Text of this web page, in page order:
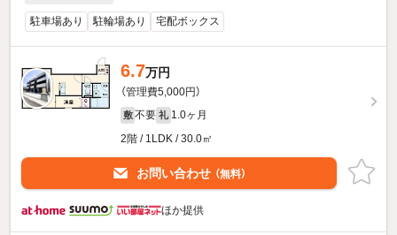
駐車場あり 駐輪場あり 宅配ボックス
6.7万円
（管理費5,000円）
敷 不要 礼 1.0ヶ月
2階 / 1LDK / 30.0㎡
お問い合わせ （無料）
ほか提供